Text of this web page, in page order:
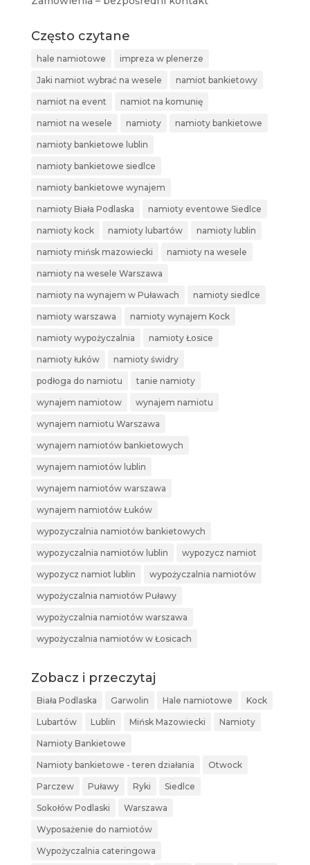
Często czytane
hale namiotowe impreza w plenerze
Jaki namiot wybrać na wesele namiot bankietowy
namiot na event namiot na komunię
namiot na wesele namioty namioty bankietowe
namioty bankietowe lublin
namioty bankietowe siedlce
namioty bankietowe wynajem
namioty Biała Podlaska namioty eventowe Siedlce
namioty kock namioty lubartów namioty lublin
namioty mińsk mazowiecki namioty na wesele
namioty na wesele Warszawa
namioty na wynajem w Puławach namioty siedlce
namioty warszawa namioty wynajem Kock
namioty wypożyczalnia namioty Łosice
namioty łuków namioty świdry
podłoga do namiotu tanie namioty
wynajem namiotow wynajem namiotu
wynajem namiotu Warszawa
wynajem namiotów bankietowych
wynajem namiotów lublin
wynajem namiotów warszawa
wynajem namiotów Łuków
wypozyczalnia namiotów bankietowych
wypozyczalnia namiotów lublin wypozycz namiot
wypozycz namiot lublin wypożyczalnia namiotów
wypożyczalnia namiotów Puławy
wypożyczalnia namiotów warszawa
wypożyczalnia namiotów w Łosicach
Zobacz i przeczytaj
Biała Podlaska Garwolin Hale namiotowe Kock
Lubartów Lublin Mińsk Mazowiecki Namioty
Namioty Bankietowe
Namioty bankietowe - teren działania Otwock
Parczew Puławy Ryki Siedlce
Sokołów Podlaski Warszawa
Wyposażenie do namiotów
Wypożyczalnia cateringowa